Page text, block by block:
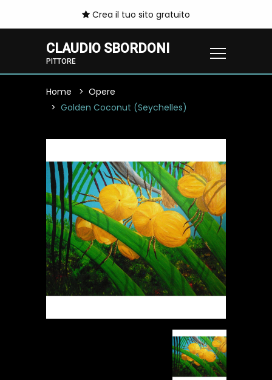
Crea il tuo sito gratuito
CLAUDIO SBORDONI
PITTORE
Home
Opere
Golden Coconut (Seychelles)